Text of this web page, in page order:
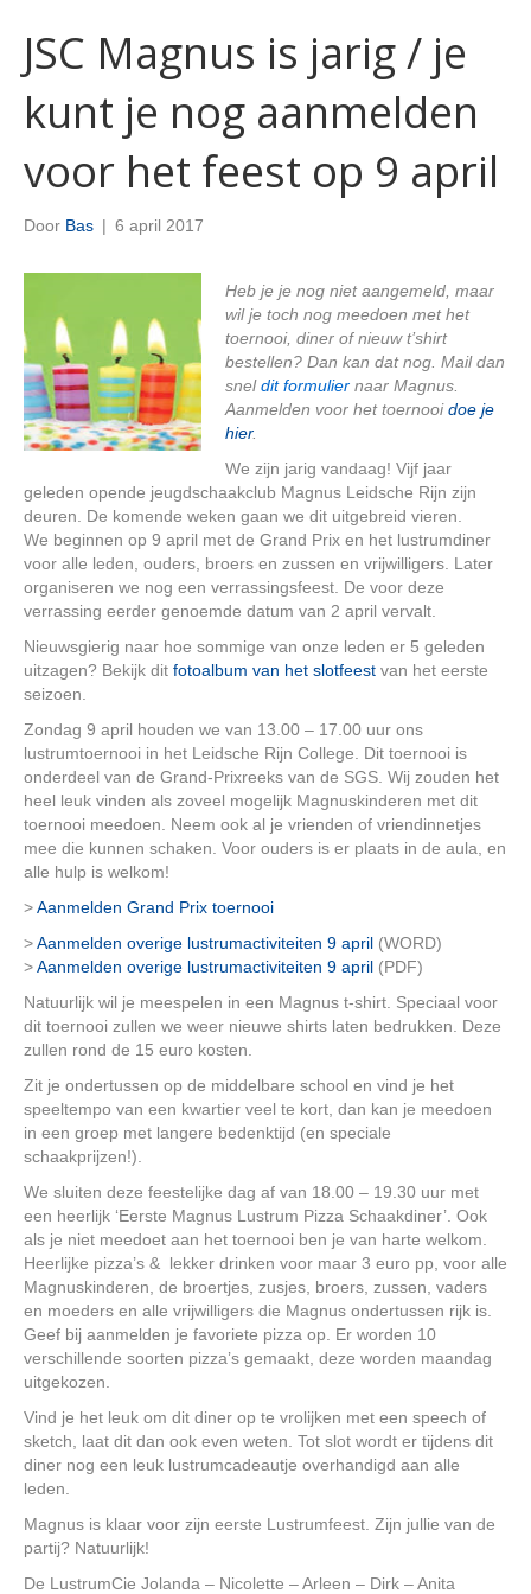
JSC Magnus is jarig / je
kunt je nog aanmelden
voor het feest op 9 april
Door Bas | 6 april 2017
Heb je je nog niet aangemeld, maar
wil je toch nog meedoen met het
toernooi, diner of nieuw t’shirt
bestellen? Dan kan dat nog. Mail dan
sneldit formulier naar Magnus.
Aanmelden voor het toernooidoe je
hier.
We zijn jarig vandaag! Vijf jaar
geleden opende jeugdschaakclub Magnus Leidsche Rijn zijn
deuren. De komende weken gaan we dit uitgebreid vieren.
We beginnen op 9 april met de Grand Prix en het lustrumdiner
voor alle leden, ouders, broers en zussen en vrijwilligers. Later
organiseren we nog een verrassingsfeest. De voor deze
verrassing eerder genoemde datum van 2 april vervalt.
Nieuwsgierig naar hoe sommige van onze leden er 5 geleden
uitzagen? Bekijk dit fotoalbum van het slotfeest van het eerste
seizoen.
Zondag 9 april houden we van 13.00 – 17.00 uur ons
lustrumtoernooi in het Leidsche Rijn College. Dit toernooi is
onderdeel van de Grand-Prixreeks van de SGS. Wij zouden het
heel leuk vinden als zoveel mogelijk Magnuskinderen met dit
toernooi meedoen. Neem ook al je vrienden of vriendinnetjes
mee die kunnen schaken. Voor ouders is er plaats in de aula, en
alle hulp is welkom!
>Aanmelden Grand Prix toernooi
>Aanmelden overige lustrumactiviteiten 9 april (WORD)
>Aanmelden overige lustrumactiviteiten 9 april (PDF)
Natuurlijk wil je meespelen in een Magnus t-shirt. Speciaal voor
dit toernooi zullen we weer nieuwe shirts laten bedrukken. Deze
zullen rond de 15 euro kosten.
Zit je ondertussen op de middelbare school en vind je het
speeltempo van een kwartier veel te kort, dan kan je meedoen
in een groep met langere bedenktijd (en speciale
schaakprijzen!).
We sluiten deze feestelijke dag af van 18.00 – 19.30 uur met
een heerlijk ‘Eerste Magnus Lustrum Pizza Schaakdiner’. Ook
als je niet meedoet aan het toernooi ben je van harte welkom.
Heerlijke pizza’s & lekker drinken voor maar 3 euro pp, voor alle
Magnuskinderen, de broertjes, zusjes, broers, zussen, vaders
en moeders en alle vrijwilligers die Magnus ondertussen rijk is.
Geef bij aanmelden je favoriete pizza op. Er worden 10
verschillende soorten pizza’s gemaakt, deze worden maandag
uitgekozen.
Vind je het leuk om dit diner op te vrolijken met een speech of
sketch, laat dit dan ook even weten. Tot slot wordt er tijdens dit
diner nog een leuk lustrumcadeautje overhandigd aan alle
leden.
Magnus is klaar voor zijn eerste Lustrumfeest. Zijn jullie van de
partij? Natuurlijk!
De LustrumCie Jolanda – Nicolette – Arleen – Dirk – Anita